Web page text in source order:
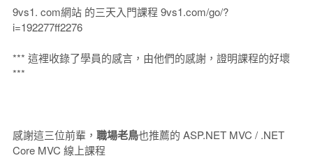
9vs1. com網站 的三天入門課程 9vs1.com/go/?
i=192277ff2276
*** 這裡收錄了學員的感言，由他們的感謝，證明課程的好壞
***
感謝這三位前輩， 職場老鳥也推薦的 ASP.NET MVC / .NET
Core MVC 線上課程